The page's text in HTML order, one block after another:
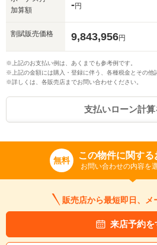
加算額
-円
割賦販売価格 9,843,956円
※上記のお支払い例は、あくまでも参考例です。
※上記の金額には購入・登録に伴う、各種税金とその他
※詳しくは、各販売店までお問い合わせください。
支払いローン計算
無料 この物件に関す
お問い合わせの内容を
販売店から最短即日、メ
来店予約を